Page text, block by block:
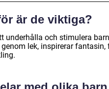
är de viktiga?
underhålla och stimulera
lek, inspirerar fantasin,